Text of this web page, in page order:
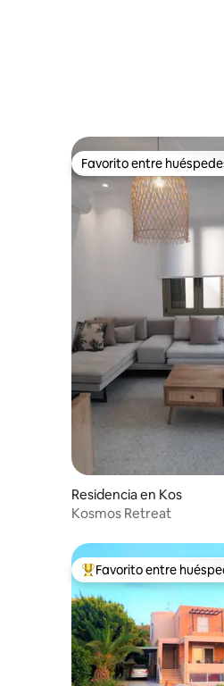
Favorito entre
Favorito entre
Residencia en Kos
Kosmos Retreat
De los mejores en
Favorito entre